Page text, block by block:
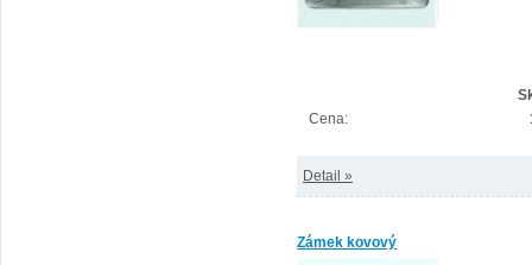
Cena:
Detail »
Zámek kovový